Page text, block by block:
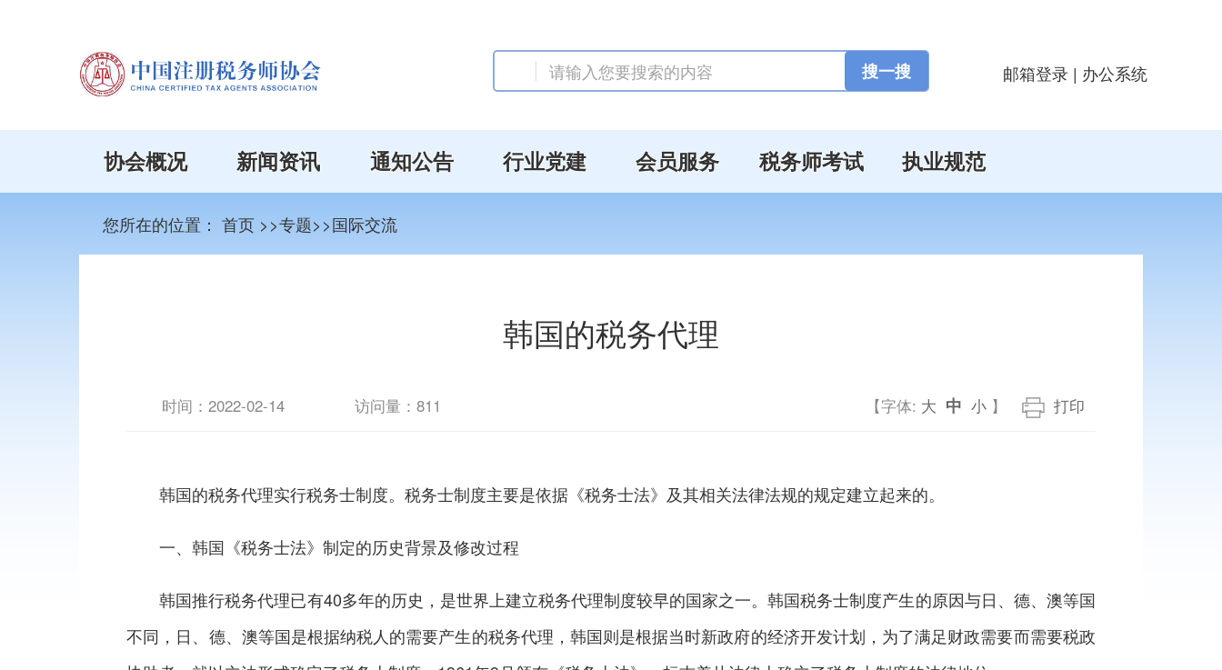
邮箱登录 | 办公系统
协会概况 新闻资讯 通知公告 行业党建 会员服务 税务师考试 执业规范
您所在的位置： 首页 >>专题>>国际交流
韩国的税务代理
时间： 2022-02-14 访问量：811 【字体: 大 中 小 】 打印
韩国的税务代理实行税务士制度。税务士制度主要是依据《税务士法》及其相关法律法规的规定建立起来的。
一、韩国《税务士法》制定的历史背景及修改过程
韩国推行税务代理已有40多年的历史，是世界上建立税务代理制度较早的国家之一。韩国税务士制度产生的原因与日、德、澳等国
不同，日、德、澳等国是根据纳税人的需要产生的税务代理，韩国则是根据当时新政府的经济开发计划，为了满足财政需要而需要税政